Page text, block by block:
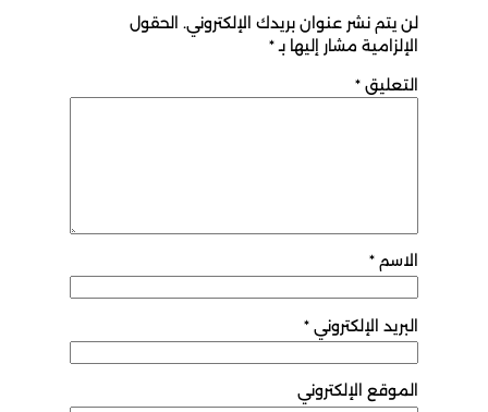
لن يتم نشر عنوان بريدك الإلكتروني. الحقول
الإلزامية مشار إليها بـ*
التعليق *
الاسم *
البريد الإلكتروني *
الموقع الإلكتروني